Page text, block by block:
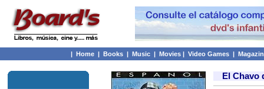
| Home | Books | Music | Movies | Video Games |
El